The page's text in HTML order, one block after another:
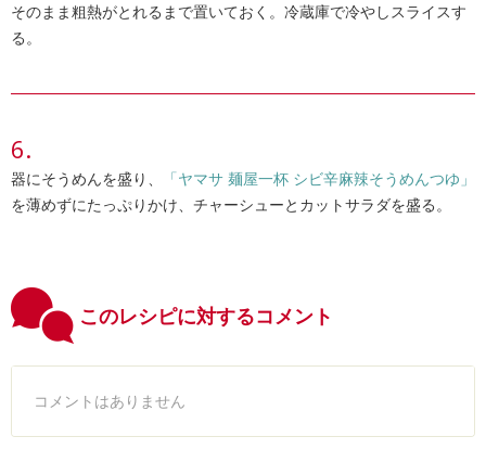
そのまま粗熱がとれるまで置いておく。冷蔵庫で冷やしスライスす
る。
器にそうめんを盛り、
「ヤマサ 麺屋一杯 シビ辛麻辣そうめんつゆ」
を薄めずにたっぷりかけ、チャーシューとカットサラダを盛る。
このレシピに対するコメント
コメントはありません